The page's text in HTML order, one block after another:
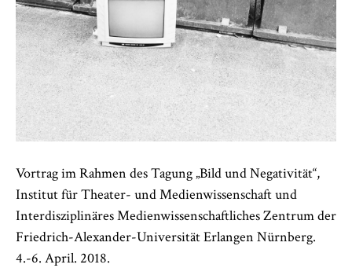
Vortrag im Rahmen des Tagung „Bild und Negativität“,
Institut für Theater- und Medienwissenschaft und
Interdisziplinäres Medienwissenschaftliches Zentrum der
Friedrich-Alexander-Universität Erlangen Nürnberg.
4.-6. April. 2018.